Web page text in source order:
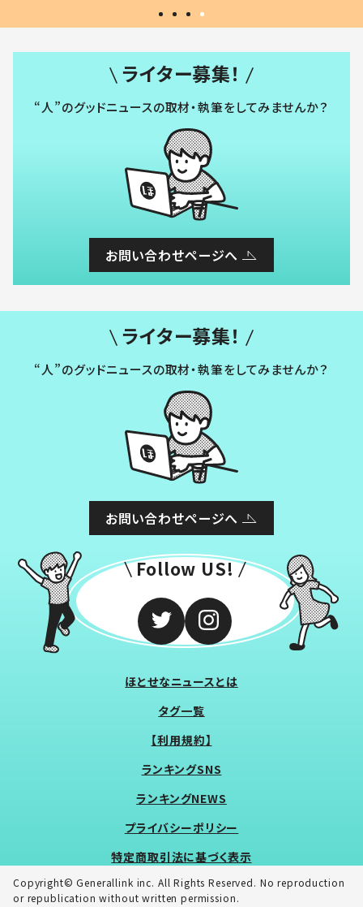
ライター募集！
“人”のグッドニュースの取材・執筆をしてみませんか？
お問い合わせページへ
ライター募集！
“人”のグッドニュースの取材・執筆をしてみませんか？
お問い合わせページへ
Follow US!
ほとせなニュースとは
タグ一覧
【利用規約】
ランキングSNS
ランキングNEWS
プライバシーポリシー
特定商取引法に基づく表示
Copyright© Generallink inc. All Rights Reserved. No reproduction
or republication without written permission.